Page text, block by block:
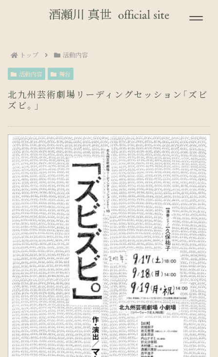
トップ 活動内容
活動内容 舞台
北九州芸術劇場リーディングセッション「ズビ
ズビ。」